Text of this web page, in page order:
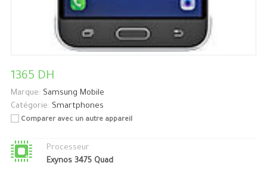
1365 DH
Marque: Samsung Mobile
Catégorie: Smartphones
Comparer avec un autre appareil
Processeur
Exynos 3475 Quad